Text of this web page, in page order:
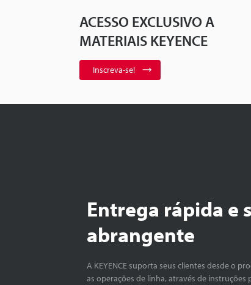
ACESSO EXCLUSIVO A
MATERIAIS KEYENCE
Inscreva-se!
Entrega rápida e
abrangente
A KEYENCE suporta seus clientes desde o
as operações de linha, através de instruções